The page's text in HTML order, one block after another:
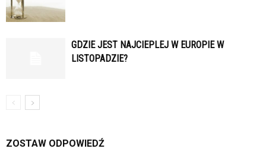
GDZIE JEST NAJCIEPLEJ W EUROPIE W
LISTOPADZIE?
ZOSTAW ODPOWIEDŹ